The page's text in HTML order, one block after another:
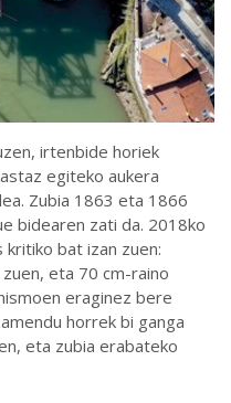
irtenbide horiek
egiteko aukera
Zubia 1863 eta 1866
bidearen zati da. 2018ko
bat izan zuen:
eta 70 cm-raino
eraginez bere
horrek bi ganga
eta zubia erabateko